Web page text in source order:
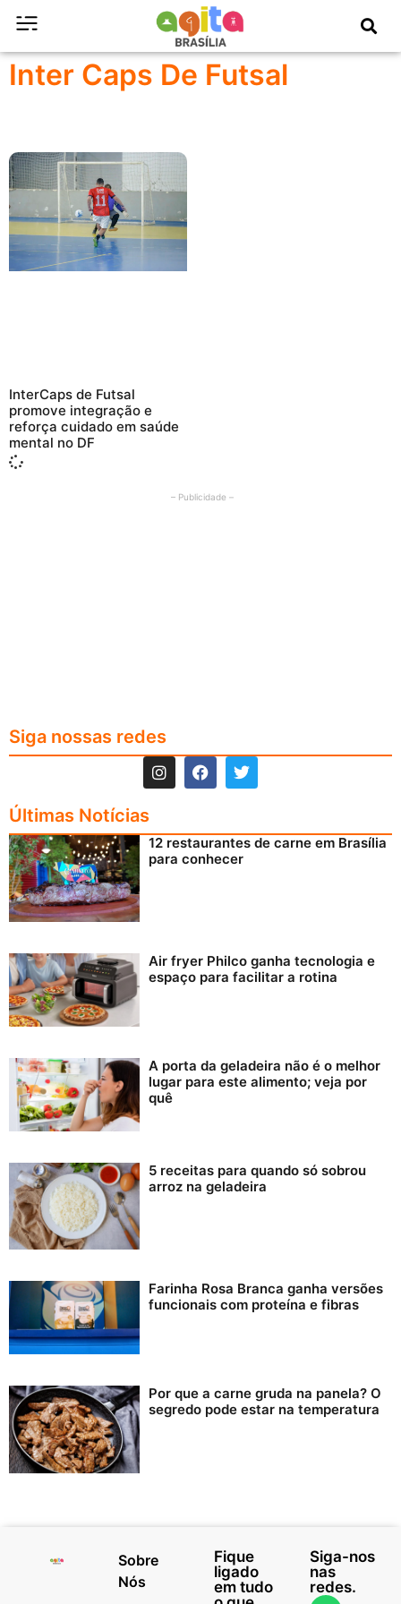
Inter Caps De Futsal
InterCaps de Futsal
promove integração e
reforça cuidado em saúde
mental no DF
– Publicidade –
Siga nossas redes
Últimas Notícias
12 restaurantes de carne em Brasília
para conhecer
Air fryer Philco ganha tecnologia e
espaço para facilitar a rotina
A porta da geladeira não é o melhor
lugar para este alimento; veja por
quê
5 receitas para quando só sobrou
arroz na geladeira
Farinha Rosa Branca ganha versões
funcionais com proteína e fibras
Por que a carne gruda na panela? O
segredo pode estar na temperatura
Sobre
Nós
Fique
ligado
em tudo
Siga-nos
nas
redes.